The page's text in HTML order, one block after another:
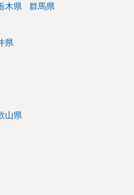
木県 群馬県
県
山県